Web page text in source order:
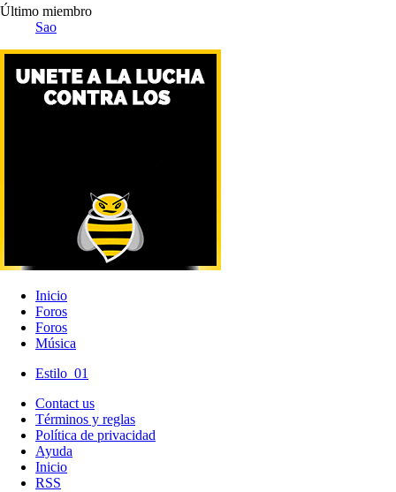
Último miembro
Sao
Inicio
Foros
Foros
Música
Estilo_01
Contact us
Términos y reglas
Política de privacidad
Ayuda
Inicio
RSS